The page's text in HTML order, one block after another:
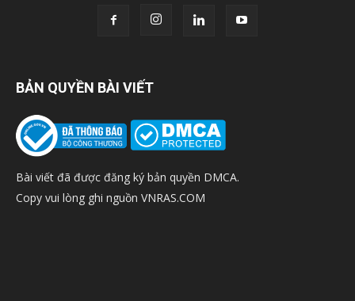
BẢN QUYỀN BÀI VIẾT
Bài viết đã được đăng ký bản quyền DMCA.
Copy vui lòng ghi nguồn VNRAS.COM